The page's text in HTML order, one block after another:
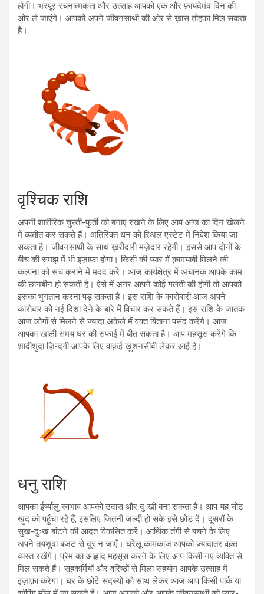
होगी। भरपूर रचनात्मकता और उत्साह आपको एक और फ़ायदेमंद दिन की
ओर ले जाएंगे। आपको अपने जीवनसाथी की ओर से ख़ास तोहफ़ा मिल सकता
है।
वृश्चिक राशि
अपनी शारीरिक चुस्ती-फुर्ती को बनाए रखने के लिए आप आज का दिन खेलने
में व्यतीत कर सकते हैं। अतिरिक्त धन को रिअल एस्टेट में निवेश किया जा
सकता है। जीवनसाथी के साथ ख़रीदारी मज़ेदार रहेगी। इससे आप दोनों के
बीच की समझ में भी इज़ाफ़ा होगा। किसी की प्यार में क़ामयाबी मिलने की
कल्पना को सच कराने में मदद करें। आज कार्यक्षेत्र में अचानक आपके काम
की छानबीन हो सकती है। ऐसे में अगर आपने कोई गलती की होगी तो आपको
इसका भुगतान करना पड़ सकता है। इस राशि के कारोबारी आज अपने
कारोबार को नई दिशा देने के बारे में विचार कर सकते हैं। इस राशि के जातक
आज लोगों से मिलने से ज्यादा अकेले में वक्त बिताना पसंद करेंगे। आज
आपका खाली समय घर की सफाई में बीत सकता है। आप महसूस करेंगे कि
शादीशुदा ज़िन्दगी आपके लिए वाक़ई ख़ुशनसीबी लेकर आई है।
धनु राशि
आपका ईर्ष्यालु स्वभाव आपको उदास और दुःखी बना सकता है। आप यह चोट
ख़ुद को पहुँचा रहे हैं, इसलिए जितनी जल्दी हो सके इसे छोड़ दें। दूसरों के
सुख-दुःख बांटने की आदत विकसित करें। आर्थिक तंगी से बचने के लिए
अपने तयशुदा बजट से दूर न जाएँ। घरेलू कामकाज आपको ज़्यादातर वक़्त
व्यस्त रखेंगे। प्रेम का आह्लाद महसूस करने के लिए आप किसी नए व्यक्ति से
मिल सकते हैं। सहकर्मियों और वरिष्ठों से मिला सहयोग आपके उत्साह में
इज़ाफ़ा करेगा। घर के छोटे सदस्यों को साथ लेकर आज आप किसी पार्क या